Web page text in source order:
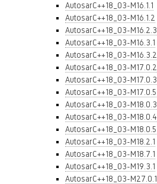
AutosarC++18_03-M16.1.1
AutosarC++18_03-M16.1.2
AutosarC++18_03-M16.2.3
AutosarC++18_03-M16.3.1
AutosarC++18_03-M16.3.2
AutosarC++18_03-M17.0.2
AutosarC++18_03-M17.0.3
AutosarC++18_03-M17.0.5
AutosarC++18_03-M18.0.3
AutosarC++18_03-M18.0.4
AutosarC++18_03-M18.0.5
AutosarC++18_03-M18.2.1
AutosarC++18_03-M18.7.1
AutosarC++18_03-M19.3.1
AutosarC++18_03-M27.0.1